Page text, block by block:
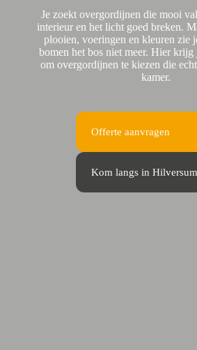
Je zoekt overgordijnen die mooi
interieur en het licht goed breken.
plooien, voeringen en kleuren zie
bomen het bos niet meer. Hier
om overgordijnen te kiezen die
kamer.
Offerte aanvragen
Kom langs in Hilversum